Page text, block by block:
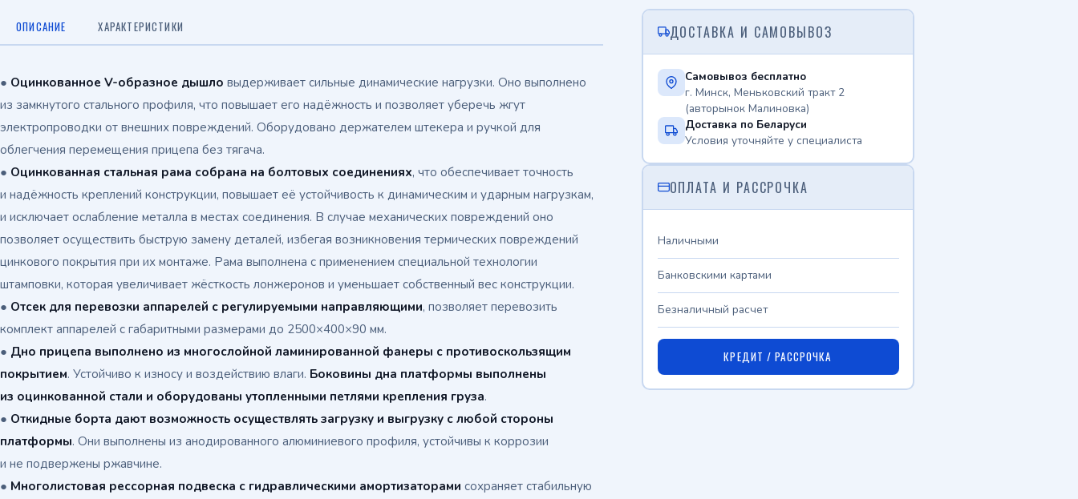
ОПИСАНИЕ ХАРАКТЕРИСТИКИ
● Оцинкованное V-образное дышло выдерживает сильные динамические нагрузки. Оно выполнено
из замкнутого стального профиля, что повышает его надёжность и позволяет уберечь жгут
электропроводки от внешних повреждений. Оборудовано держателем штекера и ручкой для
облегчения перемещения прицепа без тягача.
● Оцинкованная стальная рама собрана на болтовых соединениях, что обеспечивает точность
и надёжность креплений конструкции, повышает её устойчивость к динамическим и ударным нагрузкам,
и исключает ослабление металла в местах соединения. В случае механических повреждений оно
позволяет осуществить быструю замену деталей, избегая возникновения термических повреждений
цинкового покрытия при их монтаже. Рама выполнена с применением специальной технологии
штамповки, которая увеличивает жёсткость лонжеронов и уменьшает собственный вес конструкции.
● Отсек для перевозки аппарелей с регулируемыми направляющими, позволяет перевозить
комплект аппарелей с габаритными размерами до 2500×400×90 мм.
● Дно прицепа выполнено из многослойной ламинированной фанеры с противоскользящим
покрытием. Устойчиво к износу и воздействию влаги. Боковины дна платформы выполнены
из оцинкованной стали и оборудованы утопленными петлями крепления груза.
● Откидные борта дают возможность осуществлять загрузку и выгрузку с любой стороны
платформы. Они выполнены из анодированного алюминиевого профиля, устойчивы к коррозии
и не подвержены ржавчине.
● Многолистовая рессорная подвеска с гидравлическими амортизаторами сохраняет стабильную
ДОСТАВКА И САМОВЫВОЗ
Самовывоз бесплатно
г. Минск, Меньковский тракт 2
(авторынок Малиновка)
Доставка по Беларуси
Условия уточняйте у специалиста
ОПЛАТА И РАССРОЧКА
Наличными
Банковскими картами
Безналичный расчет
КРЕДИТ / РАССРОЧКА